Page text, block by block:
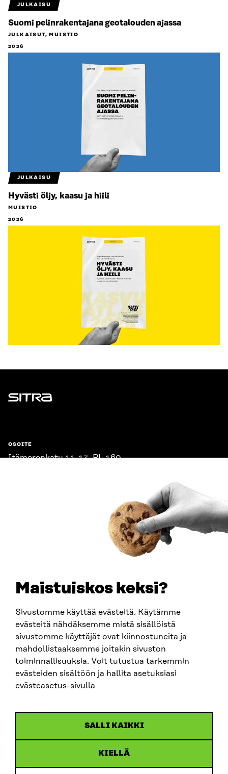
Maistuiskos keksi?
Sivustomme käyttää evästeitä. Käytämme
evästeitä nähdäksemme mistä sisällöistä
sivustomme käyttäjät ovat kiinnostuneita ja
mahdollistaaksemme joitakin sivuston
toiminnallisuuksia. Voit tutustua tarkemmin
evästeiden sisältöön ja hallita asetuksiasi
evästeasetus-sivulla
SALLI KAIKKI
KIELLÄ
JULKAISU
Suomi pelinrakentajana geotalouden ajassa
JULKAISUT, MUISTIO
2026
JULKAISU
Hyvästi öljy, kaasu ja hiili
MUISTIO
2026
Sitra
OSOITE
Itämerenkatu 11-13, PL 160,
SITRA SOSIAALISESSA MEDIASSA
LinkedIn
Instagram
YouTube